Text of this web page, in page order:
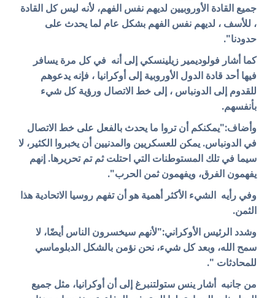
جميع القادة الأوروبيين لديهم نفس الفهم، لأنه ليس كل القادة
، للأسف ، لديهم نفس الفهم بشكل عام لما يحدث على
حدودنا".
كما أشار فولوديمير زيلينسكي إلى أنه في كل مرة يسافر
فيها أحد قادة الدول الأوروبية إلى أوكرانيا ، فإنه يدعوهم
للقدوم إلى الدونباس ، إلى خط الاتصال ورؤية كل شيء
بأنفسهم.
وأضاف:"يمكنكم أن تروا ما يحدث بالفعل على خط الاتصال
في الدونباس. يمكن للعسكريين والمدنيين أن يخبروا الكثير، لا
سيما في تلك المستوطنات التي احتلت ثم تم تحريرها. إنهم
يفهمون الفرق، ويفهمون ثمن الحرب".
وفي رأيه الشيء الأكثر أهمية هو أن تفهم روسيا الاتحادية هذا
الثمن.
وشدد الرئيس الأوكراني:"لأنهم سيخسرون الناس أيضًا، لا
سمح الله، وبعد كل شيء، نحن نؤمن بالشكل الدبلوماسي
للمحادثات ".
من جانبه أشار ينس ستولتنبرغ إلى أن أوكرانيا، مثل جميع